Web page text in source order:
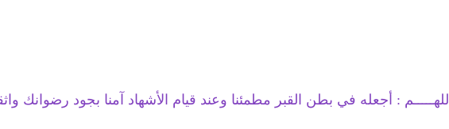
اللهـــــم : أجعله في بطن القبر مطمئنا وعند قيام الأشهاد آمنا بجود رضوانك